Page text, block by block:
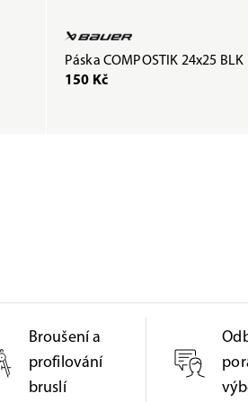
Páska COMPOSTIK 24x25 BLK
150 Kč
Broušení a
profilování
bruslí